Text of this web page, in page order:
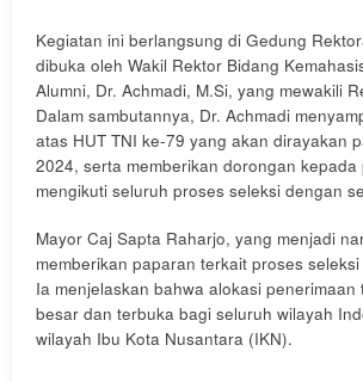
Kegiatan ini berlangsung di Gedung
dibuka oleh Wakil Rektor Bidang
Alumni, Dr. Achmadi, M.Si, yang mewakili
Dalam sambutannya, Dr. Achmadi
atas HUT TNI ke-79 yang akan dirayakan
2024, serta memberikan dorongan
mengikuti seluruh proses seleksi dengan
Mayor Caj Sapta Raharjo, yang menjadi
memberikan paparan terkait proses
Ia menjelaskan bahwa alokasi
besar dan terbuka bagi seluruh wilayah
wilayah Ibu Kota Nusantara (IKN).